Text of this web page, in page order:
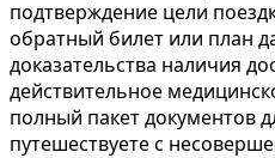
подтверждение цели
обратный билет или план
доказательства наличия
действительное
полный пакет документов
путешествуете с